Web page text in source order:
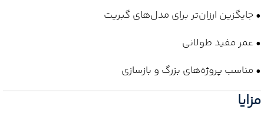
• جایگزین ارزان‌تر برای مدل‌های گبریت
• عمر مفید طولانی
• مناسب پروژه‌های بزرگ و بازسازی
مزایا